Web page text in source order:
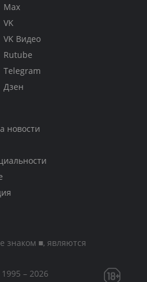
Max
VK
VK Видео
Rutube
Telegram
Дзен
новости
■, являются
– 2026